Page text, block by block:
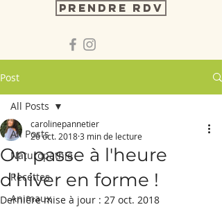
Prendre RDV
Post
All Posts
Naturopathie
Recettes
Animaux
All Posts
On passe à l'heure
d'hiver en forme !
carolinepannetier
26 oct. 20183 min de lecture
Dernière mise à jour : 27 oct. 2018